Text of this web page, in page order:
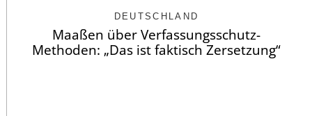
DEUTSCHLAND
Maaßen über Verfassungsschutz-
Methoden: „Das ist faktisch Zersetzung“